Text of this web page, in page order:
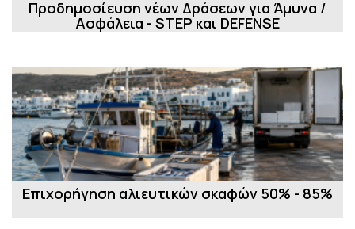
Προδημοσίευση νέων Δράσεων για Άμυνα /
Ασφάλεια - STEP και DEFENSE
Επιχορήγηση αλιευτικών σκαφών 50% - 85%